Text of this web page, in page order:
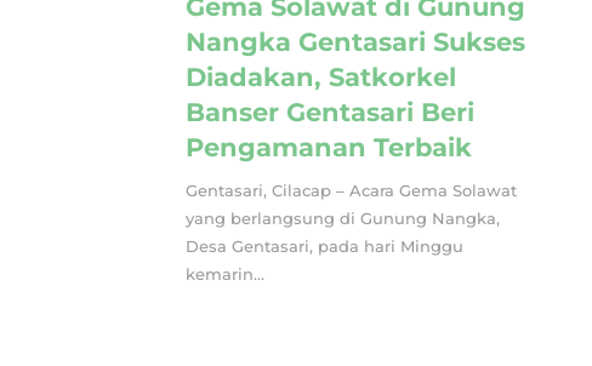
Gema Solawat di Gunung
Nangka Gentasari Sukses
Diadakan, Satkorkel
Banser Gentasari Beri
Pengamanan Terbaik
Gentasari, Cilacap – Acara Gema Solawat
yang berlangsung di Gunung Nangka,
Desa Gentasari, pada hari Minggu
kemarin...